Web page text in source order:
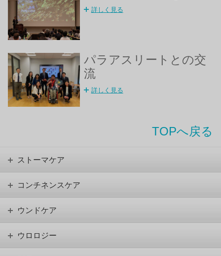
詳しく見る
パラアスリートとの交
流
詳しく見る
TOPへ戻る
ストーマケア
コンチネンスケア
ウンドケア
ウロロジー